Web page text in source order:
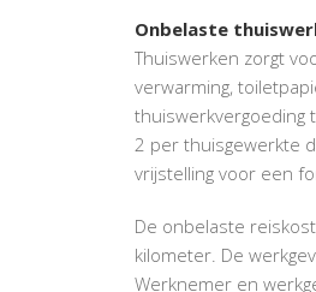
Onbelaste
Thuiswerken zorgt
verwarming,
thuiswerkvergoeding
2 per thuisgewerkte
vrijstelling voor een
De onbelaste
kilometer. De
Werknemer en